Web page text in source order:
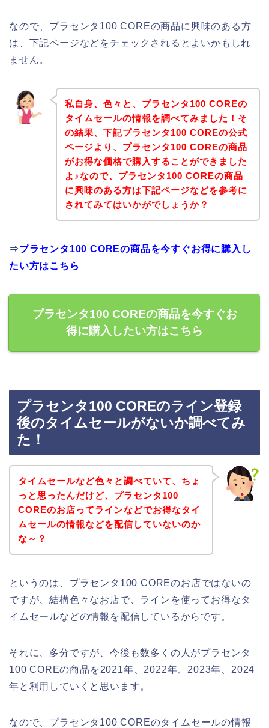
なので、プラセンタ100 COREの商品に興味のある方
は、下記ページなどをチェックされるとよいかもしれ
ません。
私自身、色々と、プラセンタ100 COREの
タイムセールの情報を調べてみました！そ
の結果、下記プラセンタ100 COREの公式
ページより、プラセンタ100 COREの商品
がお得な価格で購入することができました
よ♪なので、プラセンタ100 COREの商品
に興味のある方は下記ページなどを参考に
されてみてはいかがでしょうか？
⇒プラセンタ100 COREの商品を今すぐお得に購入し
たい方はこちら
プラセンタ100 COREの商品を今すぐお
得に購入したい方はこちら
プラセンタ100 COREのライン登録
後のタイムセールがないか調べてみ
た！
タイムセールなど色々と調べていて、ちょ
っと思ったんだけど、プラセンタ100
COREのお店ってラインなどでお得なタイ
ムセールの情報などを配信していないのか
な～？
というのは、プラセンタ100 COREのお店ではないの
ですが、結構色々なお店で、ラインを使ってお得なタ
イムセールなどの情報を配信しているからです。
それに、多分ですが、今後も数多くの人がプラセンタ
100 COREの商品を2021年、2022年、2023年、2024
年と利用していくと思います。
なので、プラセンタ100 COREのタイムセールの情報